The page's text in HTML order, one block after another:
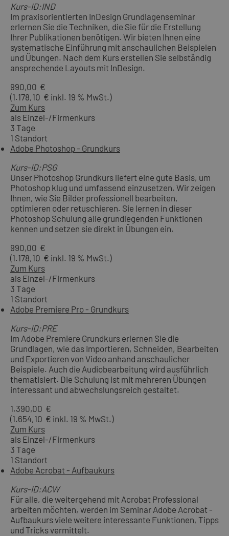
Kurs-ID:IND
Im praxisorientierten InDesign Grundlagenseminar
erlernen Sie die Techniken, die Sie für die Erstellung
Ihrer Publikationen benötigen. Wir bieten Ihnen eine
systematische Einführung mit anschaulichen Beispielen
und Übungen. Nach dem Kurs erstellen Sie selbständig
ansprechende Layouts mit InDesign.
990,00 €
(1.178,10 € inkl. 19 % MwSt.)
Zum Kurs
als Einzel-/Firmenkurs
3 Tage
1 Standort
Adobe Photoshop - Grundkurs
Kurs-ID:PSG
Unser Photoshop Grundkurs liefert eine gute Basis, um
Photoshop klug und umfassend einzusetzen. Wir zeigen
Ihnen, wie Sie Bilder professionell bearbeiten,
optimieren oder retuschieren. Sie lernen in dieser
Photoshop Schulung alle grundlegenden Funktionen
kennen und setzen sie direkt in Übungen ein.
990,00 €
(1.178,10 € inkl. 19 % MwSt.)
Zum Kurs
als Einzel-/Firmenkurs
3 Tage
1 Standort
Adobe Premiere Pro - Grundkurs
Kurs-ID:PRE
Im Adobe Premiere Grundkurs erlernen Sie die
Grundlagen, wie das Importieren, Schneiden, Bearbeiten
und Exportieren von Video anhand anschaulicher
Beispiele. Auch die Audiobearbeitung wird ausführlich
thematisiert. Die Schulung ist mit mehreren Übungen
interessant und abwechslungsreich gestaltet.
1.390,00 €
(1.654,10 € inkl. 19 % MwSt.)
Zum Kurs
als Einzel-/Firmenkurs
3 Tage
1 Standort
Adobe Acrobat - Aufbaukurs
Kurs-ID:ACW
Für alle, die weitergehend mit Acrobat Professional
arbeiten möchten, werden im Seminar Adobe Acrobat -
Aufbaukurs viele weitere interessante Funktionen, Tipps
und Tricks vermittelt.